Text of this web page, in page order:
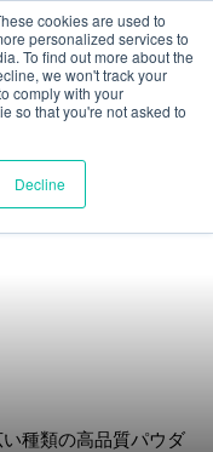
cookies are used to
personalized services to
To find out more about the
we won't track your
comply with your
so that you're not asked to
Decline
ート評価
種類の高品質パウダ